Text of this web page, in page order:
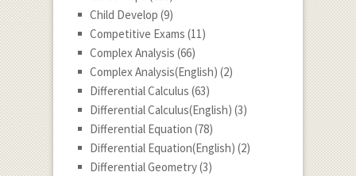
Child Develop (9)
Competitive Exams (11)
Complex Analysis (66)
Complex Analysis(English) (2)
Differential Calculus (63)
Differential Calculus(English) (3)
Differential Equation (78)
Differential Equation(English) (2)
Differential Geometry(3)